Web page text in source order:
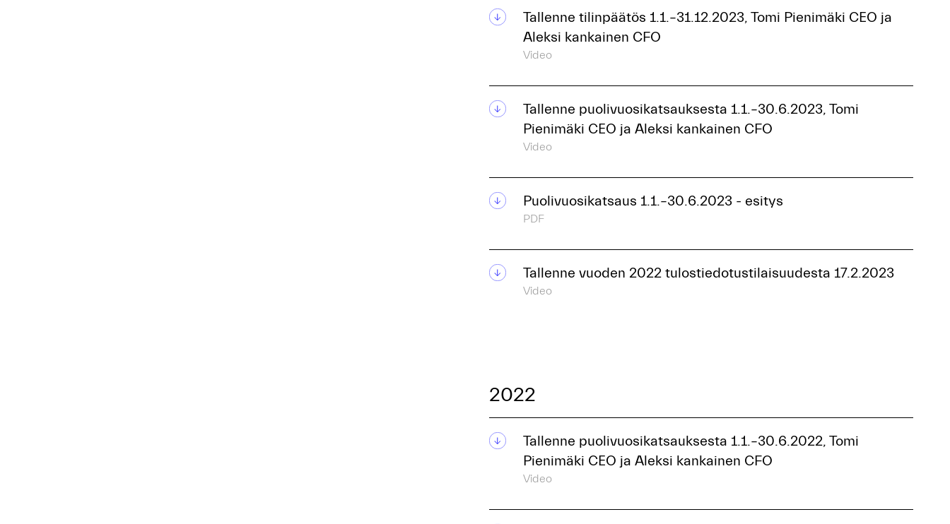
Tallenne tilinpäätös 1.1.–31.12.2023, Tomi Pienimäki CEO ja
Aleksi kankainen CFO
Video
Tallenne puolivuosikatsauksesta 1.1.–30.6.2023, Tomi
Pienimäki CEO ja Aleksi kankainen CFO
Video
Puolivuosikatsaus 1.1.–30.6.2023 - esitys
PDF
Tallenne vuoden 2022 tulostiedotustilaisuudesta 17.2.2023
Video
2022
Tallenne puolivuosikatsauksesta 1.1.–30.6.2022, Tomi
Pienimäki CEO ja Aleksi kankainen CFO
Video